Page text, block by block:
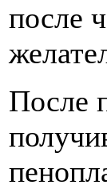
после
После